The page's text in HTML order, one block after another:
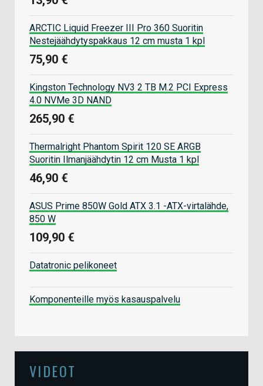
ARCTIC Liquid Freezer III Pro 360 Suoritin
Nestejäähdytyspakkaus 12 cm musta 1 kpl
75,90 €
Kingston Technology NV3 2 TB M.2 PCI Express
4.0 NVMe 3D NAND
265,90 €
Thermalright Phantom Spirit 120 SE ARGB
Suoritin Ilmanjäähdytin 12 cm Musta 1 kpl
46,90 €
ASUS Prime 850W Gold ATX 3.1 -ATX-virtalähde,
850 W
109,90 €
Datatronic pelikoneet
Komponenteille myös kasauspalvelu
VIDEOT